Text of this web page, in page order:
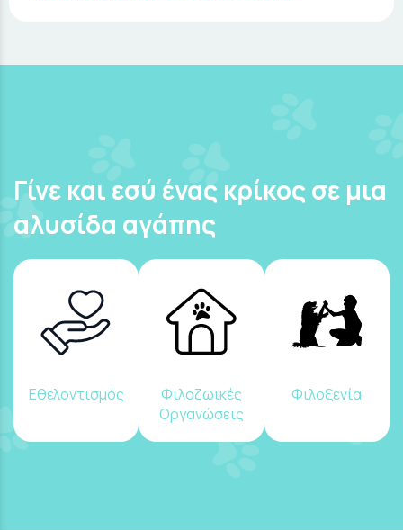
Γίνε και εσύ ένας κρίκος σε μια
αλυσίδα αγάπης
Εθελοντισμός
Φιλοζωικές
Οργανώσεις
Φιλοξενία